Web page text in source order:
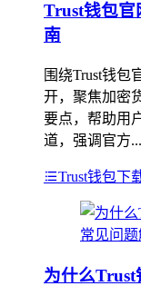
Trust钱包官
南
围绕Trust钱包
开，聚焦加密
要点，帮助用
道，强调官方...
Trust钱包下
为什么Trust